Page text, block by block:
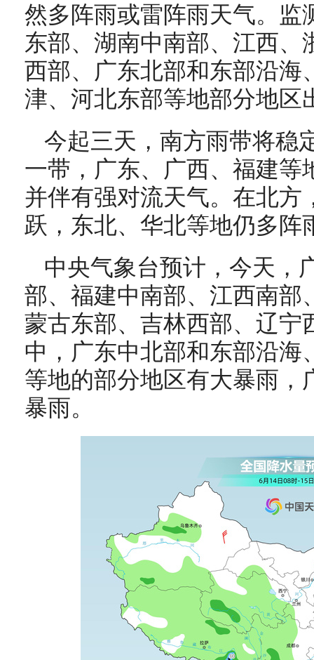
然多阵雨或雷阵雨天气。监
东部、湖南中南部、江西、
西部、广东北部和东部沿海
津、河北东部等地部分地区
今起三天，南方雨带将稳
一带，广东、广西、福建等
并伴有强对流天气。在北方
跃，东北、华北等地仍多阵
中央气象台预计，今天，
部、福建中南部、江西南部
蒙古东部、吉林西部、辽宁
中，广东中北部和东部沿海
等地的部分地区有大暴雨，
暴雨。